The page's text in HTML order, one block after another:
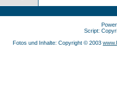
Script:
Fotos und Inhalte: Copyright © 2003